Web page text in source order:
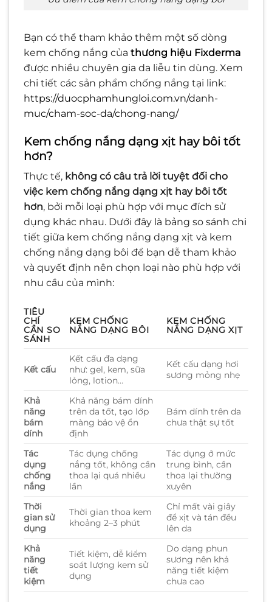
Bạn có thể tham khảo thêm một số dòng
kem chống nắng của thương hiệu Fixderma
được nhiều chuyên gia da liễu tin dùng. Xem
chi tiết các sản phẩm chống nắng tại link:
https://duocphamhungloi.com.vn/danh-
muc/cham-soc-da/chong-nang/
Kem chống nắng dạng xịt hay bôi tốt
hơn?
Thực tế, không có câu trả lời tuyệt đối cho
việc kem chống nắng dạng xịt hay bôi tốt
hơn, bởi mỗi loại phù hợp với mục đích sử
dụng khác nhau. Dưới đây là bảng so sánh chi
tiết giữa kem chống nắng dạng xịt và kem
chống nắng dạng bôi để bạn dễ tham khảo
và quyết định nên chọn loại nào phù hợp với
nhu cầu của mình:
TIÊU
CHÍ
CẦN SO
SÁNH
KEM CHỐNG
NẮNG DẠNG BÔI
KEM CHỐNG
NẮNG DẠNG XỊT
Kết cấu
Kết cấu đa dạng
như: gel, kem, sữa
lỏng, lotion…
Kết cấu dạng hơi
sương mỏng nhẹ
Khả
năng
bám
dính
Khả năng bám dính
trên da tốt, tạo lớp
màng bảo vệ ổn
định
Bám dính trên da
chưa thật sự tốt
Tác
dụng
chống
nắng
Tác dụng chống
nắng tốt, không cần
thoa lại quá nhiều
lần
Tác dụng ở mức
trung bình, cần
thoa lại thường
xuyên
Thời
gian sử
dụng
Thời gian thoa kem
khoảng 2–3 phút
Chỉ mất vài giây
để xịt và tán đều
lên da
Khả
năng
tiết
kiệm
Tiết kiệm, dễ kiểm
soát lượng kem sử
dụng
Do dạng phun
sương nên khả
năng tiết kiệm
chưa cao